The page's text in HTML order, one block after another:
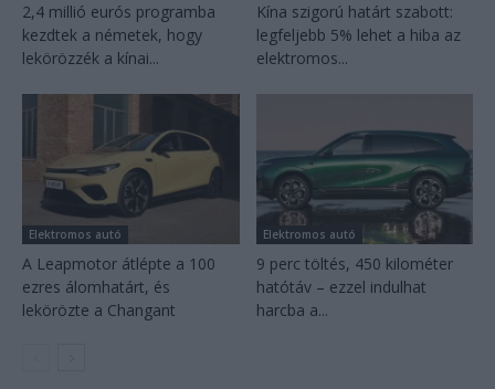
2,4 millió eurós programba
kezdtek a németek, hogy
lekörözzék a kínai...
Kína szigorú határt szabott:
legfeljebb 5% lehet a hiba az
elektromos...
Elektromos autó
A Leapmotor átlépte a 100
ezres álomhatárt, és
lekörözte a Changant
Elektromos autó
9 perc töltés, 450 kilométer
hatótáv – ezzel indulhat
harcba a...